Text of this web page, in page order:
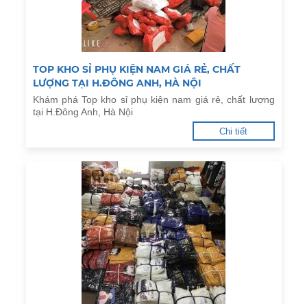
TOP KHO SỈ PHỤ KIỆN NAM GIÁ RẺ, CHẤT
LƯỢNG TẠI H.ĐÔNG ANH, HÀ NỘI
Khám phá Top kho sỉ phụ kiện nam giá rẻ, chất lượng
tại H.Đông Anh, Hà Nội
Chi tiết